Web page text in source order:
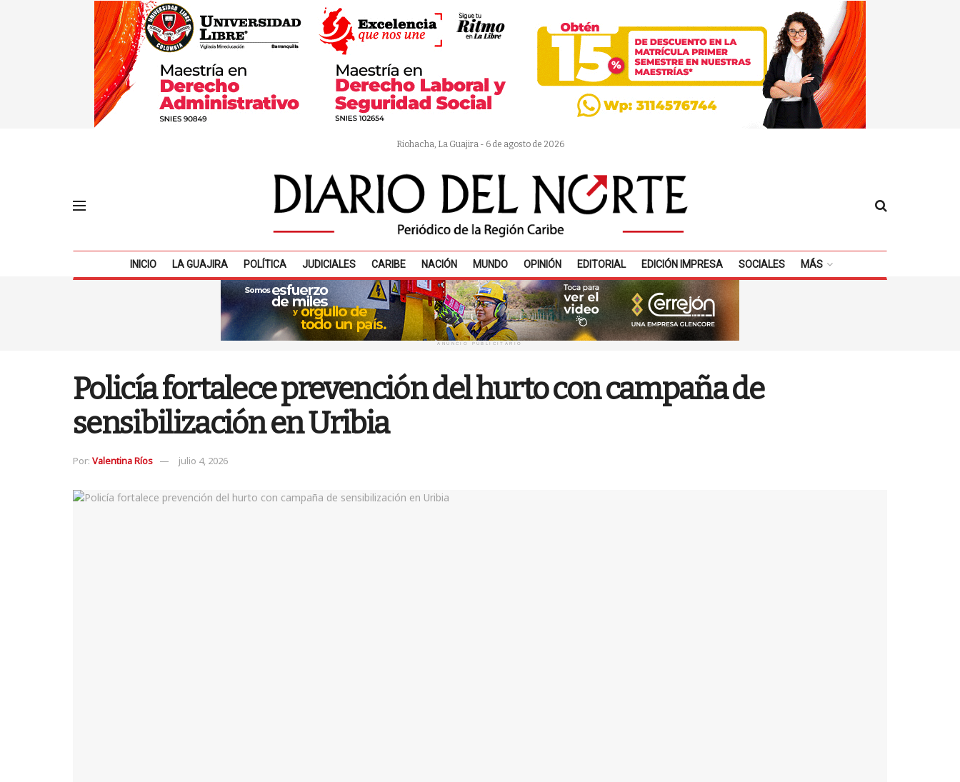
Riohacha, La Guajira - 6 de agosto de 2026
INICIO LA GUAJIRA POLÍTICA JUDICIALES CARIBE NACIÓN MUNDO OPINIÓN EDITORIAL EDICIÓN IMPRESA SOCIALES MÁS
ANUNCIO PUBLICITARIO
Policía fortalece prevención del hurto con campaña de
sensibilización en Uribia
Por: Valentina Ríos julio 4, 2026